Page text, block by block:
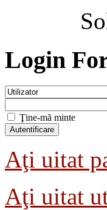
Login
Ţine-mă minte
Aţi uitat
Aţi uitat